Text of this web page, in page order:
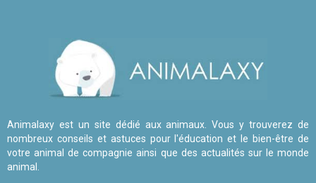
Animalaxy est un site dédié aux animaux. Vous y trouverez de
nombreux conseils et astuces pour l'éducation et le bien-être de
votre animal de compagnie ainsi que des actualités sur le monde
animal.